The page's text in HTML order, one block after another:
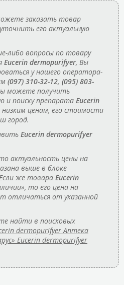
заказать товар
его актуальную
либо вопросы по товару
Eucerin dermopurifyer, Вы
у нашего оператора-
(097) 310-32-12, (095) 803-
можете получить
и поиску препарата Eucerin
ценам, его стоимости
город.
Eucerin dermopurifyer
актуальность цены на
выше в блоке
же товара Eucerin
то его цена на
от указанной
найти в поисковых
dermopurifyer Аптека
Eucerin dermopurifyer